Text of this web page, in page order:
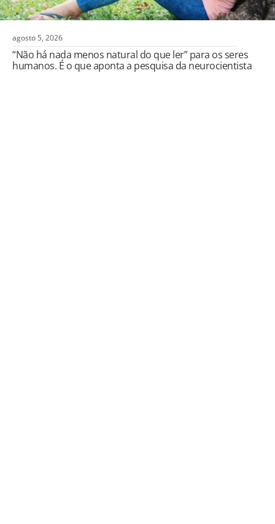
agosto 5, 2026
“Não há nada menos natural do que ler” para os seres
humanos. É o que aponta a pesquisa da neurocientista